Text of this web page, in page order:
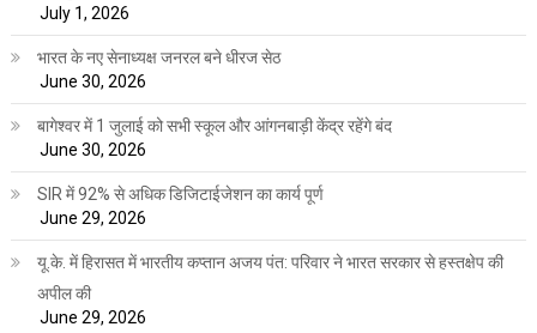
July 1, 2026
भारत के नए सेनाध्यक्ष जनरल बने धीरज सेठ
June 30, 2026
बागेश्वर में 1 जुलाई को सभी स्कूल और आंगनबाड़ी केंद्र रहेंगे बंद
June 30, 2026
SIR में 92% से अधिक डिजिटाईजेशन का कार्य पूर्ण
June 29, 2026
यू.के. में हिरासत में भारतीय कप्तान अजय पंत: परिवार ने भारत सरकार से हस्तक्षेप की
अपील की
June 29, 2026